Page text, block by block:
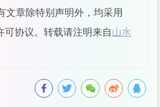
文章除特别声明外，均采用
可协议。转载请注明来自山水